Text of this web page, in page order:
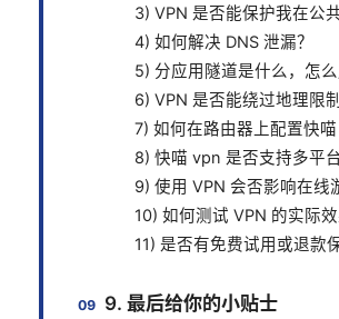
3) VPN 是否能保护我在公
4) 如何解决 DNS 泄漏？
5) 分应用隧道是什么，怎么
6) VPN 是否能绕过地理限
7) 如何在路由器上配置快喵
8) 快喵 vpn 是否支持多平台
9) 使用 VPN 会否影响在线
10) 如何测试 VPN 的实际效
11) 是否有免费试用或退款
9. 最后给你的小贴士